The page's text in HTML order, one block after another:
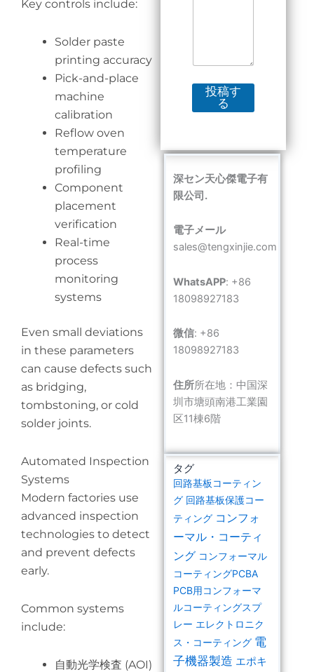
Key controls include:
Solder paste
printing accuracy
Pick-and-place
machine
calibration
Reflow oven
temperature
profiling
Component
placement
verification
Real-time
process
monitoring
systems
Even small deviations
in these parameters
can cause defects such
as bridging,
tombstoning, or cold
solder joints.
Automated Inspection
Systems
Modern factories use
advanced inspection
technologies to detect
and prevent defects
early.
Common systems
include:
自動光学検査 (AOI)
投稿す
る
深セン天心傑電子有
限公司.
電子メール
sales@tengxinjie.com
WhatsAPP: +86
18098927183
微信: +86
18098927183
住所所在地：中国深
圳市塘頭南港工業園
区11棟6階
タグ
回路基板コーティン
グ 回路基板保護コー
ティング コンフォ
ーマル・コーティ
ング コンフォーマル
コーティングPCBA
PCB用コンフォーマ
ルコーティングスプ
レー エレクトロニク
ス・コーティング 電
子機器製造 エポキ